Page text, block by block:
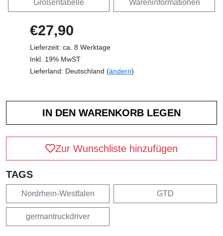
Größentabelle Wareninformationen
€27,90
Lieferzeit: ca. 8 Werktage
Inkl. 19% MwST
Lieferland: Deutschland (ändern)
Zur Wunschliste hinzufügen
TAGS
Nordrhein-Westfalen GTD
germantruckdriver